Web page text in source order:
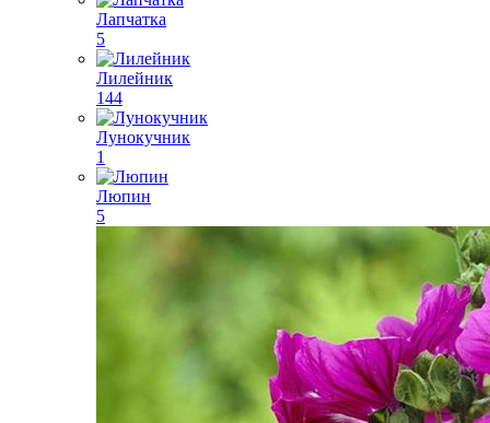
Лапчатка
5
Лилейник
144
Лунокучник
1
Люпин
5